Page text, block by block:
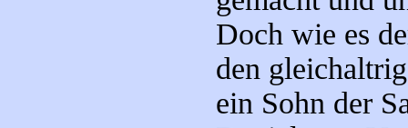
Doch wie es
den
ein Sohn der